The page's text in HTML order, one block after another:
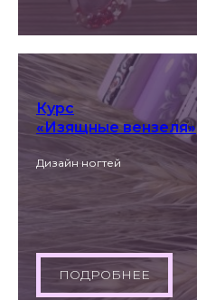
Курс
«Изящные вензеля»
Дизайн ногтей
ПОДРОБНЕЕ